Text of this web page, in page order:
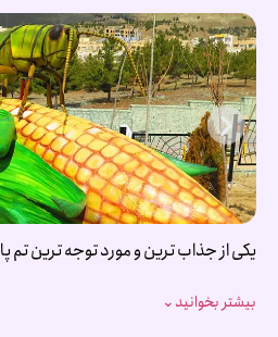
یکی از جذاب‌ ترین و مورد توجه‌ ترین
بودن ماکت‌ های متحرک و کاملا
بیشتر بخوانید⌄